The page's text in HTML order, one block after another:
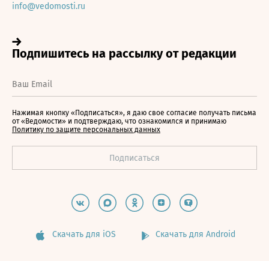
info@vedomosti.ru
Нажимая кнопку «Подписаться», я даю свое согласие получать письма
от «Ведомости» и подтверждаю, что ознакомился и принимаю
Политику по защите персональных данных
Скачать для iOS Скачать для Android